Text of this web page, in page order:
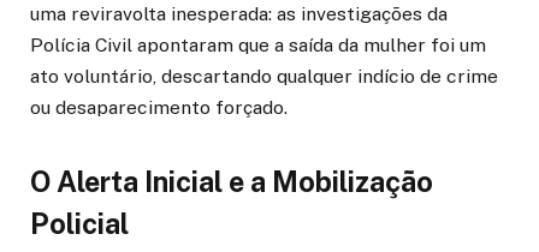
uma reviravolta inesperada: as investigações da
Polícia Civil apontaram que a saída da mulher foi um
ato voluntário, descartando qualquer indício de crime
ou desaparecimento forçado.
O Alerta Inicial e a Mobilização
Policial